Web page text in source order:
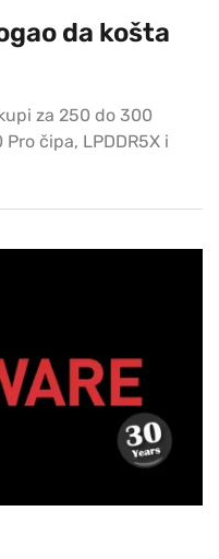
da košta
za 250 do 300
čipa, LPDDR5X i